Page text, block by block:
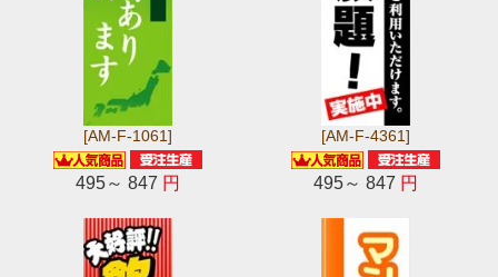
[AM-F-1061]
495～ 847 円
[AM-F-4361]
495～ 847 円